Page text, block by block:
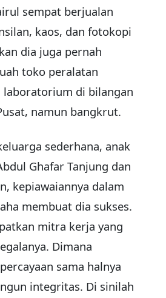
sempat berjualan
kaos, dan fotokopi
dia juga pernah
toko peralatan
laboratorium di bilangan
namun bangkrut.
sederhana, anak
Ghafar Tanjung dan
kepiawaiannya dalam
membuat dia sukses.
mitra kerja yang
Dimana
sama halnya
integritas. Di sinilah